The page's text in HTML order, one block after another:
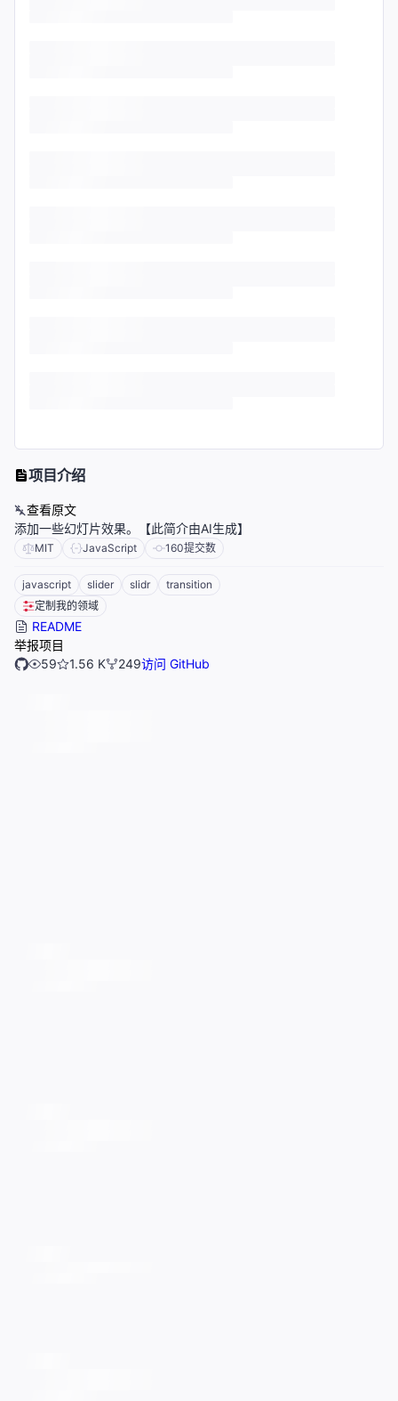
项目介绍
查看原文
添加一些幻灯片效果。【此简介由AI生成】
MIT JavaScript 160提交数
javascript slider slidr
transition
定制我的领域
README
举报项目
59
1.56 K 249访问 GitHub